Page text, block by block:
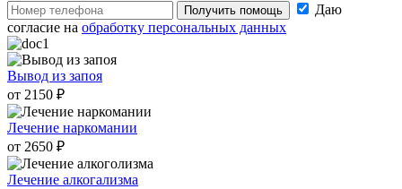
Получить помощь
Даю
согласие на обработку персональных данных
Вывод из запоя
от 2150 ₽
Лечение наркомании
от 2650 ₽
Лечение алкогализма